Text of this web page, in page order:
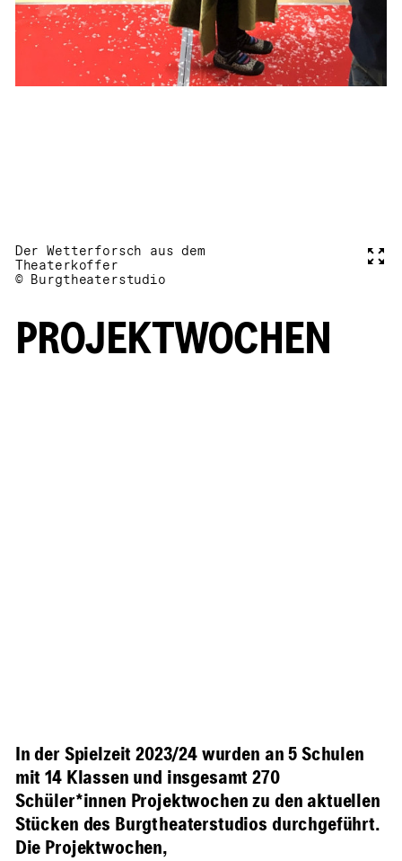
Der Wetterforsch aus dem
Theaterkoffer
© Burgtheaterstudio
PROJEKTWOCHEN
In der Spielzeit 2023/24 wurden an 5 Schulen
mit 14 Klassen und insgesamt 270
Schüler*innen Projektwochen zu den aktuellen
Stücken des Burgtheaterstudios durchgeführt.
Die Projektwochen,